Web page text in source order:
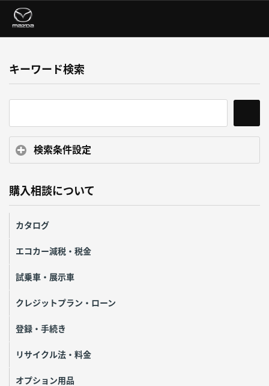
キーワード検索
検索条件設定
購入相談について
カタログ
エコカー減税・税金
試乗車・展示車
クレジットプラン・ローン
登録・手続き
リサイクル法・料金
オプション用品